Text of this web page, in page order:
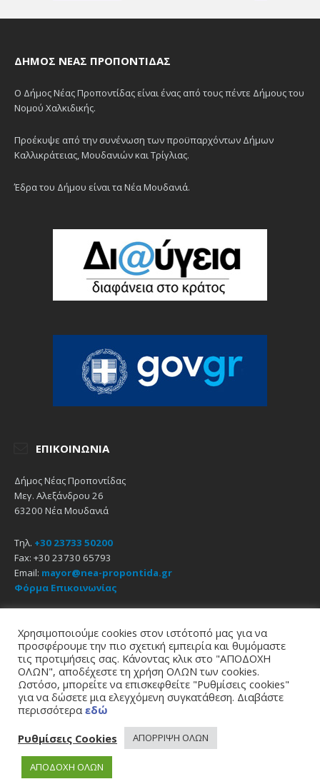
ΔΉΜΟΣ ΝΈΑΣ ΠΡΟΠΟΝΤΊΔΑΣ
Ο Δήμος Νέας Προποντίδας είναι ένας από τους πέντε Δήμους του
Νομού Χαλκιδικής.
Προέκυψε από την συνένωση των προϋπαρχόντων Δήμων
Καλλικράτειας, Μουδανιών και Τρίγλιας.
Έδρα του Δήμου είναι τα Νέα Μουδανιά.
ΕΠΙΚΟΙΝΩΝΊΑ
Δήμος Νέας Προποντίδας
Μεγ. Αλεξάνδρου 26
63200 Νέα Μουδανιά
Τηλ. +30 23733 50200
Fax: +30 23730 65793
Email: mayor@nea-propontida.gr
Φόρμα Επικοινωνίας
EmailFacebookYouTube
Αρχική Πολιτική Απορρήτου Πολιτική Cookies
© 2021
Χρησιμοποιούμε cookies στον ιστότοπό μας για να
προσφέρουμε την πιο σχετική εμπειρία και θυμόμαστε
τις προτιμήσεις σας. Κάνοντας κλικ στο "ΑΠΟΔΟΧΗ
ΟΛΩΝ", αποδέχεστε τη χρήση ΟΛΩΝ των cookies.
Ωστόσο, μπορείτε να επισκεφθείτε "Ρυθμίσεις cookies"
για να δώσετε μια ελεγχόμενη συγκατάθεση. Διαβάστε
περισσότερα εδώ
Ρυθμίσεις Cookies
ΑΠΟΡΡΙΨΗ ΟΛΩΝ
ΑΠΟΔΟΧΗ ΟΛΩΝ